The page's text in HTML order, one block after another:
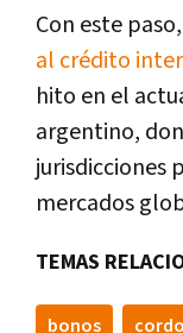
Con este paso,
al crédito
hito en el
argentino,
jurisdicciones
mercados
TEMAS
bonos